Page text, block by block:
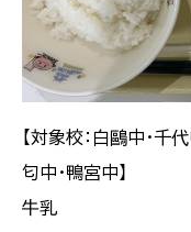
【対象校：白鷗中・千
匂中・鴨宮中】
牛乳